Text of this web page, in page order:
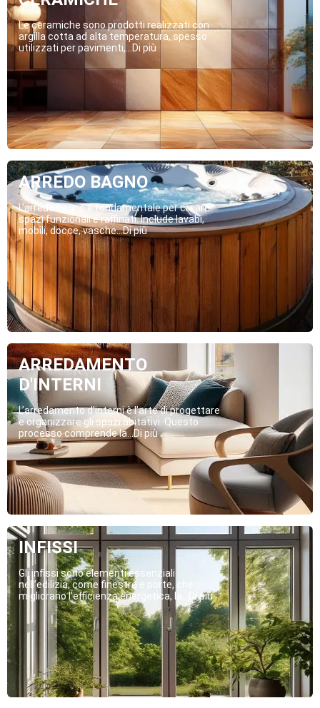
Le ceramiche sono prodotti realizzati con
argilla cotta ad alta temperatura, spesso
utilizzati per pavimenti,...Di più
ARREDO BAGNO
L’arredo bagno è fondamentale per creare
spazi funzionali e raffinati. Include lavabi,
mobili, docce, vasche...Di più
ARREDAMENTO
D'INTERNI
L’arredamento d’interni è l’arte di progettare
e organizzare gli spazi abitativi. Questo
processo comprende la...Di più
INFISSI
Gli infissi sono elementi essenziali
nell’edilizia, come finestre e porte, che
migliorano l’efficienza energetica, la...Di più